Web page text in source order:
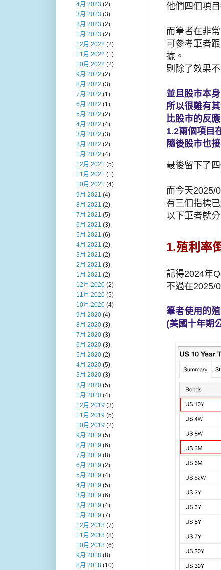
他們四個項
而筆者在非
可參考筆者
據。
剔除了效果
並且股市本
所以很難有
比股市的反
1.2兩個項目
隨後股市也
最後留下了
而今天2025/
有三個指標
以下筆者就
1.殖利率
記得2024年
不過在2025/
筆者使用的
(美國十年期
4月 2023 (2)
3月 2023 (3)
2月 2023 (2)
1月 2023 (2)
12月 2022 (2)
11月 2022 (1)
10月 2022 (2)
9月 2022 (2)
8月 2022 (3)
7月 2022 (1)
6月 2022 (1)
5月 2022 (2)
4月 2022 (4)
3月 2022 (3)
2月 2022 (2)
1月 2022 (4)
12月 2021 (5)
11月 2021 (1)
10月 2021 (4)
9月 2021 (4)
8月 2021 (2)
7月 2021 (5)
6月 2021 (3)
5月 2021 (6)
4月 2021 (2)
3月 2021 (2)
2月 2021 (3)
1月 2021 (2)
12月 2020 (2)
11月 2020 (5)
10月 2020 (4)
9月 2020 (4)
8月 2020 (3)
7月 2020 (3)
6月 2020 (3)
5月 2020 (2)
4月 2020 (5)
3月 2020 (3)
2月 2020 (5)
1月 2020 (4)
12月 2019 (3)
11月 2019 (5)
10月 2019 (2)
9月 2019 (5)
8月 2019 (6)
7月 2019 (8)
6月 2019 (2)
5月 2019 (4)
4月 2019 (5)
3月 2019 (6)
2月 2019 (4)
1月 2019 (7)
12月 2018 (7)
11月 2018 (8)
10月 2018 (6)
9月 2018 (8)
8月 2018 (10)